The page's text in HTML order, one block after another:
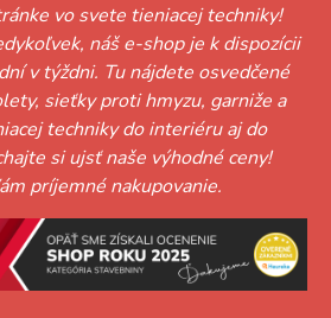
vo svete tieniacej techniky!
náš e-shop je k dispozícii
v týždni. Tu nájdete osvedčené
sieťky proti hmyzu, garniže a
techniky do interiéru aj do
si ujsť naše výhodné ceny!
príjemné nakupovanie.